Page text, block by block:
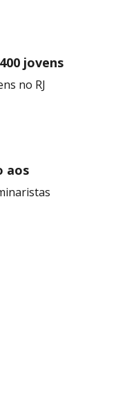
jovens
no RJ
aos